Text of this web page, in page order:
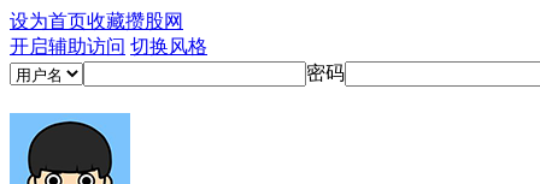
设为首页收藏攒股网
开启辅助访问 切换风格
密码